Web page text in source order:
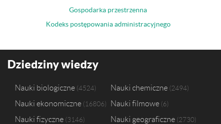
Gospodarka przestrzenna
Kodeks postępowania administracyjnego
Dziedziny wiedzy
Nauki biologiczne 4524 Nauki chemiczne 2494
Nauki ekonomiczne 16806 Nauki filmowe 6
Nauki fizyczne 3146 Nauki geograficzne 2730